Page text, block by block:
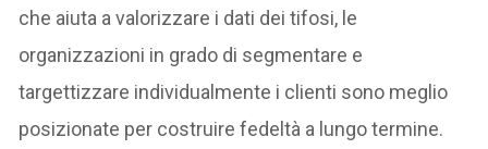
che aiuta a valorizzare i dati dei tifosi, le
organizzazioni in grado di segmentare e
targettizzare individualmente i clienti sono meglio
posizionate per costruire fedeltà a lungo termine.